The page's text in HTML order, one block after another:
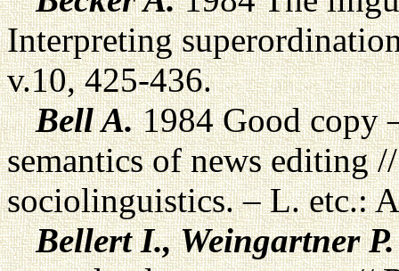
Interpreting
v.10, 425-436.
Bell A.1984 Good copy
semantics of news editing
sociolinguistics. – L. etc.:
Bellert I., Weingartner P.